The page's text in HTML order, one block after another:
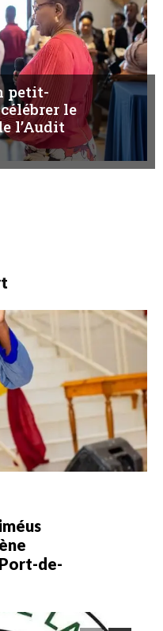
petit-
le
l’Audit
de-